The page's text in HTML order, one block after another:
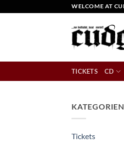
Inhalt
WELCOME AT
TICKETS CD
KATEGORIEN
Tickets